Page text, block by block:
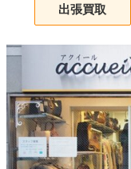
出張買取